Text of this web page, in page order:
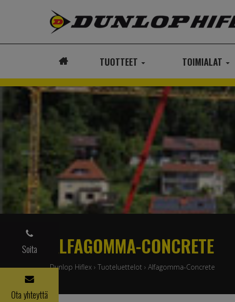
TUOTTEET TOIMIALAT
Soita
Ota yhteyttä
ALFAGOMMA-CONCRETE
Dunlop Hiflex › Tuoteluettelot › Alfagomma-Concrete